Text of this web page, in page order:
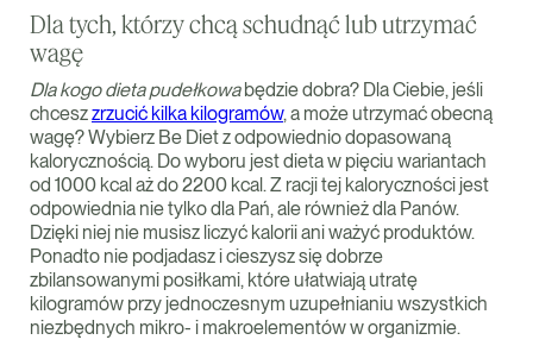
Dla tych, którzy chcą schudnąć lub utrzymać
wagę
Dla kogo dieta pudełkowabędzie dobra? Dla Ciebie, jeśli
chceszzrzucić kilka kilogramów, a może utrzymać obecną
wagę? Wybierz Be Diet z odpowiednio dopasowaną
kalorycznością. Do wyboru jest dieta w pięciu wariantach
od 1000 kcal aż do 2200 kcal. Z racji tej kaloryczności jest
odpowiednia nie tylko dla Pań, ale również dla Panów.
Dzięki niej nie musisz liczyć kalorii ani ważyć produktów.
Ponadto nie podjadasz i cieszysz się dobrze
zbilansowanymi posiłkami, które ułatwiają utratę
kilogramów przy jednoczesnym uzupełnianiu wszystkich
niezbędnych mikro- i makroelementów w organizmie.